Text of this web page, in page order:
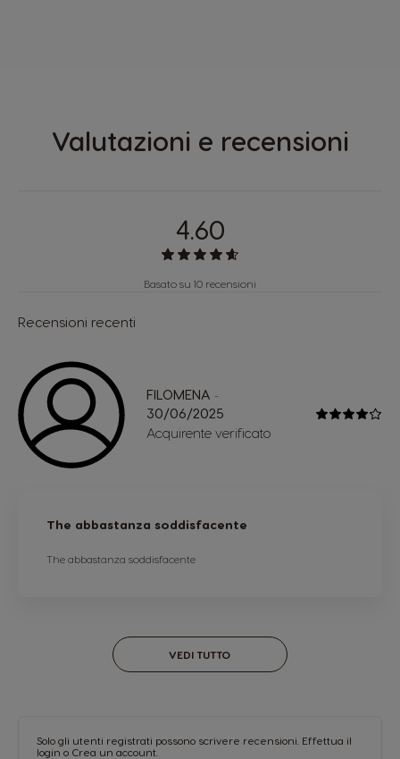
Valutazioni e recensioni
4.60
Basato su 10 recensioni
Recensioni recenti
FILOMENA -
30/06/2025
Acquirente verificato
The abbastanza soddisfacente
The abbastanza soddisfacente
VEDI TUTTO
Solo gli utenti registrati possono scrivere recensioni. Effettua il
login o Crea un account